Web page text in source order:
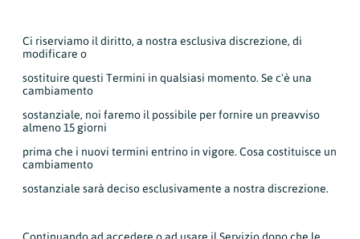
Ci riserviamo il diritto, a nostra esclusiva discrezione, di
modificare o
sostituire questi Termini in qualsiasi momento. Se c'è una
cambiamento
sostanziale, noi faremo il possibile per fornire un preavviso
almeno 15 giorni
prima che i nuovi termini entrino in vigore. Cosa costituisce un
cambiamento
sostanziale sarà deciso esclusivamente a nostra discrezione.